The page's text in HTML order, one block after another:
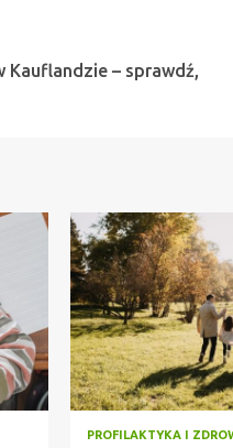
Kauflandzie – sprawdź,
PROFILAKTYKA I